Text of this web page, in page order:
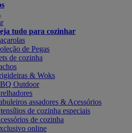
tudo para cozinhar
de Pegas
de cozinha
& Woks
Outdoor
assadores & Acessórios
de cozinha especiais
de cozinha
online